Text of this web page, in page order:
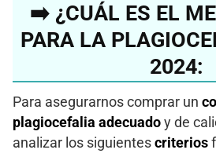
➡️ ¿CUÁL ES EL
PARA LA
2024:
Para asegurarnos comprar un
plagiocefalia adecuado y de
analizar los siguientes criterios